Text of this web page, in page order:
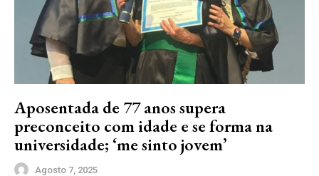
Aposentada de 77 anos supera
preconceito com idade e se forma na
universidade; ‘me sinto jovem’
Agosto 7, 2025